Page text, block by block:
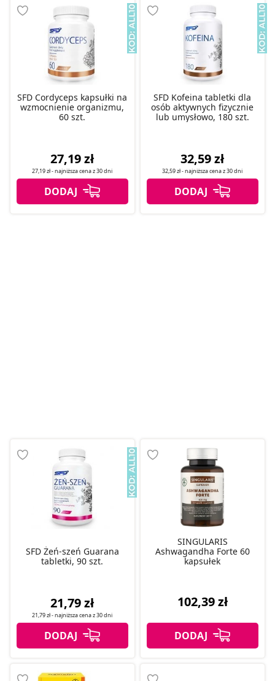
SFD Cordyceps kapsułki na
wzmocnienie organizmu,
60 szt.
27,19 zł
27,19 zł- najniższa cena z30 dni
SFD Kofeina tabletki dla
osób aktywnych fizycznie
lub umysłowo, 180 szt.
32,59 zł
32,59 zł- najniższa cena z30 dni
SFD Żeń-szeń Guarana
tabletki, 90 szt.
21,79 zł
21,79 zł- najniższa cena z30 dni
SINGULARIS
Ashwagandha Forte 60
kapsułek
102,39 zł